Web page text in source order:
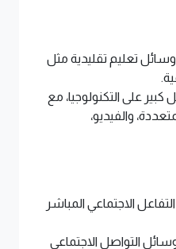
تعليم تقليدية مثل
على التكنولوجيا، مع
والفيديو،
الاجتماعي المباشر
التواصل الاجتماعي